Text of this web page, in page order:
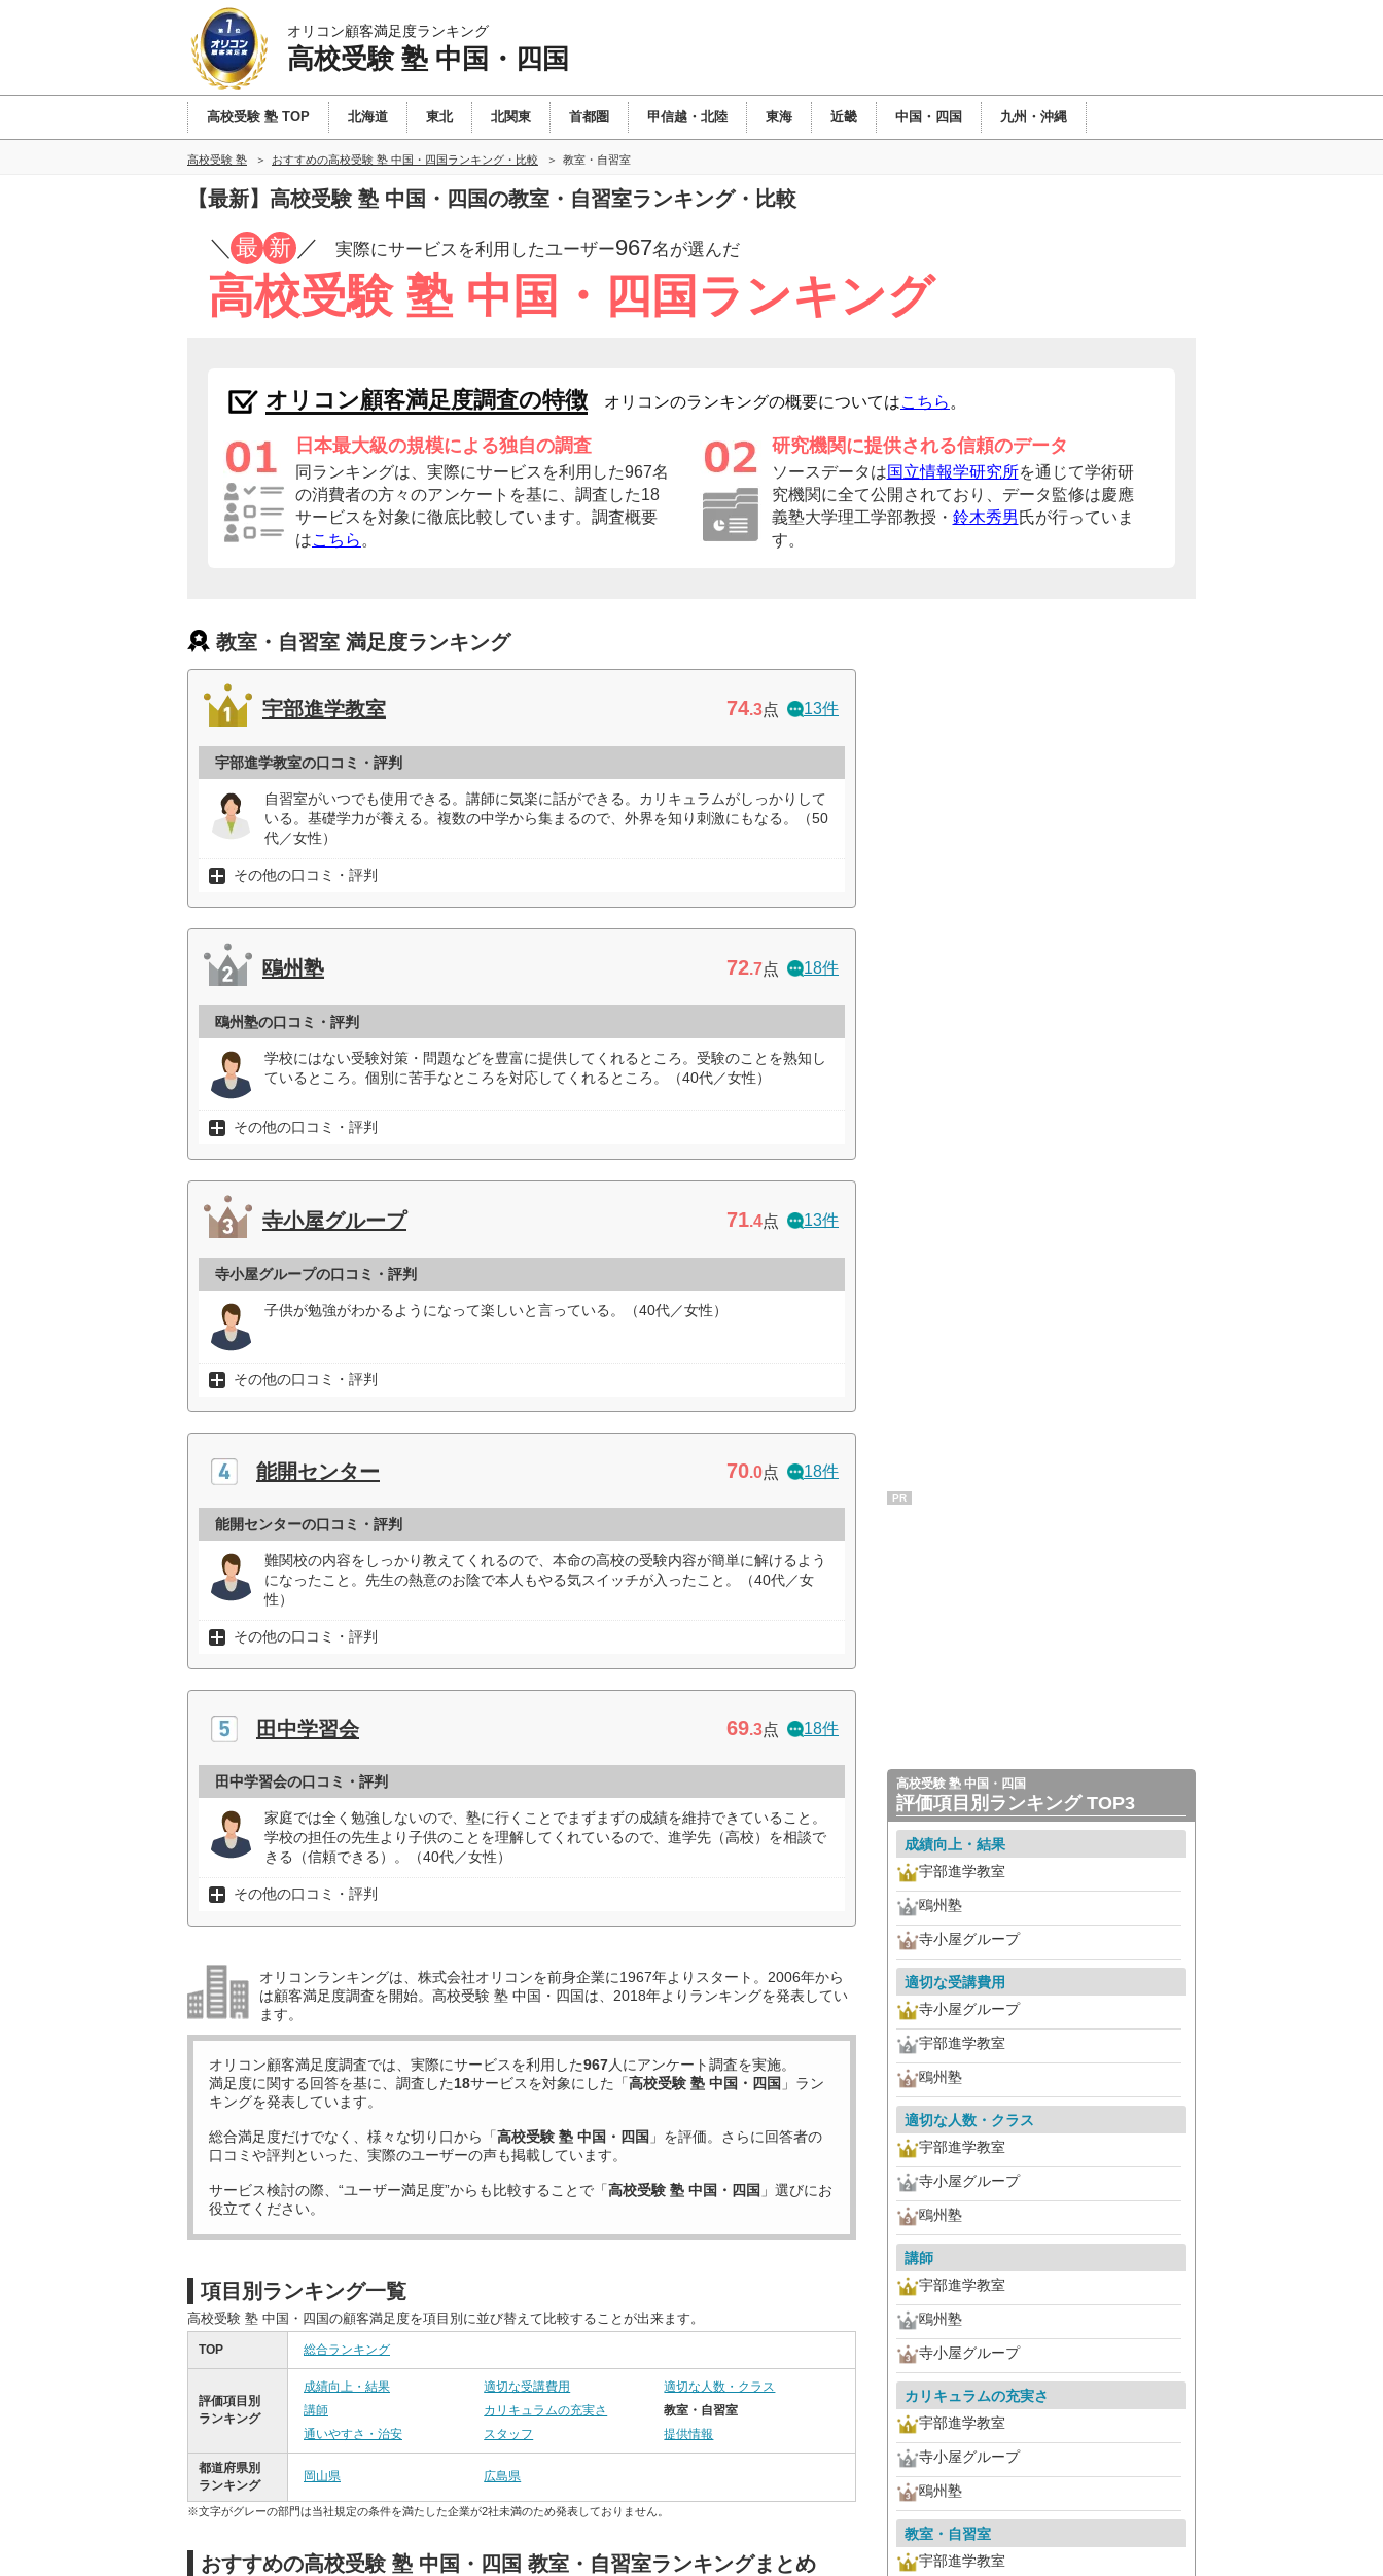
オリコン顧客満足度ランキング
高校受験 塾 中国・四国
高校受験 塾 TOP 北海道 東北 北関東 首都圏 甲信越・北陸 東海 近畿 中国・四国 九州・沖縄
高校受験 塾 おすすめの高校受験 塾 中国・四国ランキング・比較 教室・自習室
【最新】高校受験 塾 中国・四国の教室・自習室ランキング・比較
／ 最 新 ／ 実際にサービスを利用したユーザー967名が選んだ
高校受験 塾 中国・四国ランキング
オリコン顧客満足度調査の特徴 オリコンのランキングの概要についてはこちら 。
日本最大級の規模による独自の調査
同ランキングは、実際にサービスを利用した967名
の消費者の方々のアンケートを基に、調査した18
サービスを対象に徹底比較しています。調査概要
はこちら 。
研究機関に提供される信頼のデータ
ソースデータは国立情報学研究所を通じて学術研
究機関に全て公開されており、データ監修は慶應
義塾大学理工学部教授・ 鈴木秀男 氏が行っていま
す。
教室・自習室 満足度ランキング
宇部進学教室 74.3点 13件
宇部進学教室の口コミ・評判
自習室がいつでも使用できる。講師に気楽に話ができる。カリキュラムがしっかりして
いる。基礎学力が養える。複数の中学から集まるので、外界を知り刺激にもなる。（50
代／女性）
その他の口コミ・評判
鴎州塾 72.7点 18件
鴎州塾の口コミ・評判
学校にはない受験対策・問題などを豊富に提供してくれるところ。受験のことを熟知し
ているところ。個別に苦手なところを対応してくれるところ。（40代／女性）
その他の口コミ・評判
寺小屋グループ 71.4点 13件
寺小屋グループの口コミ・評判
子供が勉強がわかるようになって楽しいと言っている。（40代／女性）
その他の口コミ・評判
能開センター 70.0点 18件
能開センターの口コミ・評判
難関校の内容をしっかり教えてくれるので、本命の高校の受験内容が簡単に解けるよう
になったこと。先生の熱意のお陰で本人もやる気スイッチが入ったこと。（40代／女
性）
その他の口コミ・評判
田中学習会 69.3点 18件
田中学習会の口コミ・評判
家庭では全く勉強しないので、塾に行くことでまずまずの成績を維持できていること。
学校の担任の先生より子供のことを理解してくれているので、進学先（高校）を相談で
きる（信頼できる）。（40代／女性）
その他の口コミ・評判
オリコンランキングは、株式会社オリコンを前身企業に1967年よりスタート。2006年から
は顧客満足度調査を開始。高校受験 塾 中国・四国は、2018年よりランキングを発表してい
ます。
オリコン顧客満足度調査では、実際にサービスを利用した967人にアンケート調査を実施。
満足度に関する回答を基に、調査した18サービスを対象にした「高校受験 塾 中国・四国 」ラン
キングを発表しています。
総合満足度だけでなく、様々な切り口から「高校受験 塾 中国・四国 」を評価。さらに回答者の
口コミや評判といった、実際のユーザーの声も掲載しています。
サービス検討の際、“ユーザー満足度”からも比較することで「高校受験 塾 中国・四国 」選びにお
役立てください。
項目別ランキング一覧
高校受験 塾 中国・四国の顧客満足度を項目別に並び替えて比較することが出来ます。
TOP 総合ランキング
評価項目別
ランキング
成績向上・結果 適切な受講費用
適切な人数・クラス
講師
カリキュラムの充実さ
教室・自習室
通いやすさ・治安
スタッフ 提供情報
都道府県別
ランキング
岡山県 広島県
※文字がグレーの部門は当社規定の条件を満たした企業が2社未満のため発表しておりません。
おすすめの高校受験 塾 中国・四国 教室・自習室ランキングまとめ
PR
高校受験 塾 中国・四国
評価項目別ランキング TOP3
成績向上・結果
宇部進学教室
鴎州塾
寺小屋グループ
適切な受講費用
寺小屋グループ
宇部進学教室
鴎州塾
適切な人数・クラス
宇部進学教室
寺小屋グループ
鴎州塾
講師
宇部進学教室
鴎州塾
寺小屋グループ
カリキュラムの充実さ
宇部進学教室
寺小屋グループ
鴎州塾
教室・自習室
宇部進学教室